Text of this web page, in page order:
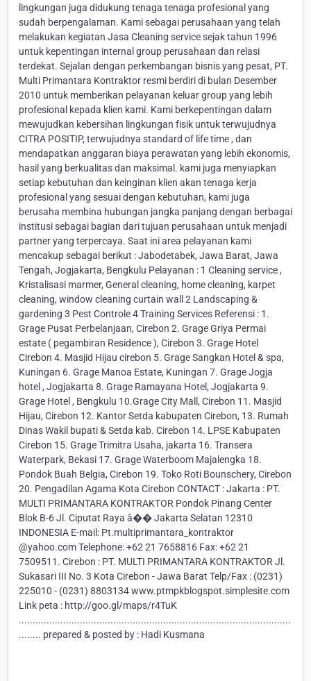
lingkungan juga didukung tenaga tenaga profesional yang
sudah berpengalaman. Kami sebagai perusahaan yang telah
melakukan kegiatan Jasa Cleaning service sejak tahun 1996
untuk kepentingan internal group perusahaan dan relasi
terdekat. Sejalan dengan perkembangan bisnis yang pesat, PT.
Multi Primantara Kontraktor resmi berdiri di bulan Desember
2010 untuk memberikan pelayanan keluar group yang lebih
profesional kepada klien kami. Kami berkepentingan dalam
mewujudkan kebersihan lingkungan fisik untuk terwujudnya
CITRA POSITIP, terwujudnya standard of life time , dan
mendapatkan anggaran biaya perawatan yang lebih ekonomis,
hasil yang berkualitas dan maksimal. kami juga menyiapkan
setiap kebutuhan dan keinginan klien akan tenaga kerja
profesional yang sesuai dengan kebutuhan, kami juga
berusaha membina hubungan jangka panjang dengan berbagai
institusi sebagai bagian dari tujuan perusahaan untuk menjadi
partner yang terpercaya. Saat ini area pelayanan kami
mencakup sebagai berikut : Jabodetabek, Jawa Barat, Jawa
Tengah, Jogjakarta, Bengkulu Pelayanan : 1 Cleaning service ,
Kristalisasi marmer, General cleaning, home cleaning, karpet
cleaning, window cleaning curtain wall 2 Landscaping &
gardening 3 Pest Controle 4 Training Services Referensi : 1.
Grage Pusat Perbelanjaan, Cirebon 2. Grage Griya Permai
estate ( pegambiran Residence ), Cirebon 3. Grage Hotel
Cirebon 4. Masjid Hijau cirebon 5. Grage Sangkan Hotel & spa,
Kuningan 6. Grage Manoa Estate, Kuningan 7. Grage Jogja
hotel , Jogjakarta 8. Grage Ramayana Hotel, Jogjakarta 9.
Grage Hotel , Bengkulu 10.Grage City Mall, Cirebon 11. Masjid
Hijau, Cirebon 12. Kantor Setda kabupaten Cirebon, 13. Rumah
Dinas Wakil bupati & Setda kab. Cirebon 14. LPSE Kabupaten
Cirebon 15. Grage Trimitra Usaha, jakarta 16. Transera
Waterpark, Bekasi 17. Grage Waterboom Majalengka 18.
Pondok Buah Belgia, Cirebon 19. Toko Roti Bounschery, Cirebon
20. Pengadilan Agama Kota Cirebon CONTACT : Jakarta : PT.
MULTI PRIMANTARA KONTRAKTOR Pondok Pinang Center
Blok B-6 Jl. Ciputat Raya â�� Jakarta Selatan 12310
INDONESIA E-mail: Pt.multiprimantara_kontraktor
@yahoo.com Telephone: +62 21 7658816 Fax: +62 21
7509511. Cirebon : PT. MULTI PRIMANTARA KONTRAKTOR Jl.
Sukasari III No. 3 Kota Cirebon - Jawa Barat Telp/Fax : (0231)
225010 - (0231) 8803134 www.ptmpkblogspot.simplesite.com
Link peta : http://goo.gl/maps/r4TuK
..................................................................................................
........ prepared & posted by : Hadi Kusmana